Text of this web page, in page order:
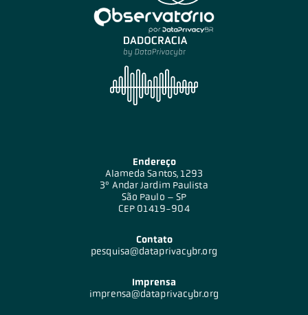
Endereço
Alameda Santos, 1293
3º Andar Jardim Paulista
São Paulo – SP
CEP 01419-904
Contato
pesquisa@dataprivacybr.org
Imprensa
imprensa@dataprivacybr.org